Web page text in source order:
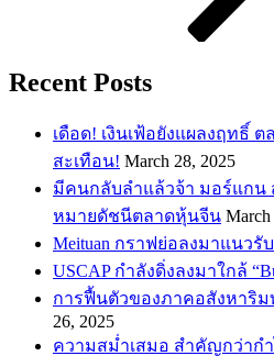
Recent Posts
เดือด! เงินเฟ้อยังแผลงฤทธิ์
สะเทือน! March 28, 2025
มีคนกลับลำแล้วจ้า มอร์แกน
หมายดัชนีตลาดหุ้นจีน March
Meituan กราฟย่อลงมาแนวรั
USCAP กำลังดิ่งลงมาใกล้
การฟื้นตัวของภาคอสังหาริม
26, 2025
ความสม่ำเสมอ สำคัญกว่าก